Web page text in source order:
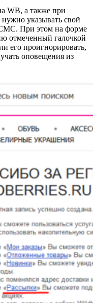
WB, а также при
указывать свой
СМС. При этом на форме
отмеченный галочкой
его проигнорировать,
оповещения из